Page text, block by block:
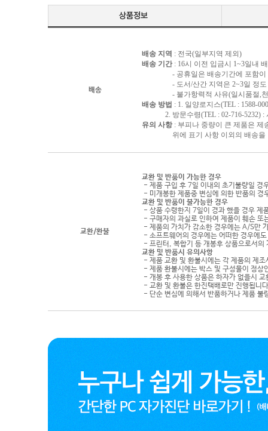
배송
배송 지역 : 전국(일부지역 제외)
배송 기간 : 16시 이전 입금시 1~3일내
- 공휴일은 배송기간에 포함이
- 도서/산간 지역은 2~3일 정도
- 불가항력적 사유(일시품절,천재
배송 방법 : 1. 일양로지스(TEL : 1588-
2. 방문수령(TEL : 02-716-5232) :
유의 사항: 부피나 중량이 큰 제품은 제
위에 표기 사항 이외의 배송을 원
교환/환불
교환 및 반품이 가능한 경우
- 제품 구입 후 7일 이내의 초기불량일 경
- 미개봉한 제품중 변심에 의한 반품의 경
교환 및 반품이 불가능한 경우
- 상품 수령한지 7일이 경과 했을 경우 제
- 구매자의 과실로 인하여 제품이 훼손 또
- 제품의 가치가 감소한 경우에는 A/S만
- 소프트웨어의 경우에는 어떠한 경우에
- 프린터, 복합기 등 개봉후 상품으로서의
교환 및 반품시 유의사항
- 제품 교환 및 환불시에는 각 제품의 제
- 제품 환불시에는 박스 및 구성물이 정상
- 개봉 후 사용한 상품은 하자가 없을시
- 교환 및 환불은 한진택배로만 진행됩니
- 단순 변심에 의해서 반품하거나 제품